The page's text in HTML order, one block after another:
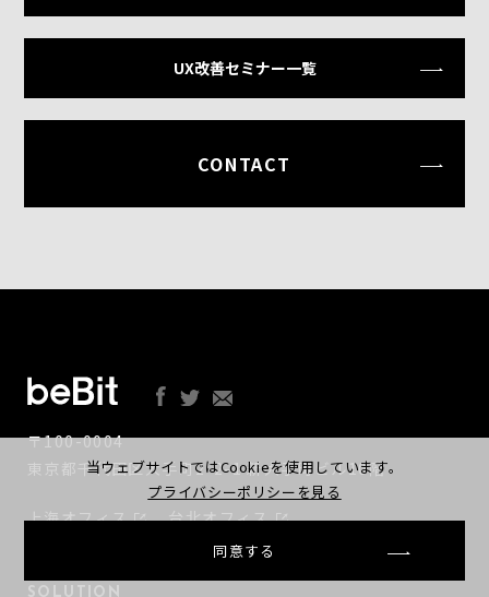
UX改善セミナー一覧
CONTACT
〒100-0004
東京都千代田区大手町2-2-1 新大手町ビル10階
上海オフィス 台北オフィス
SOLUTION
当ウェブサイトではCookieを使用しています。
プライバシーポリシーを見る
同意する